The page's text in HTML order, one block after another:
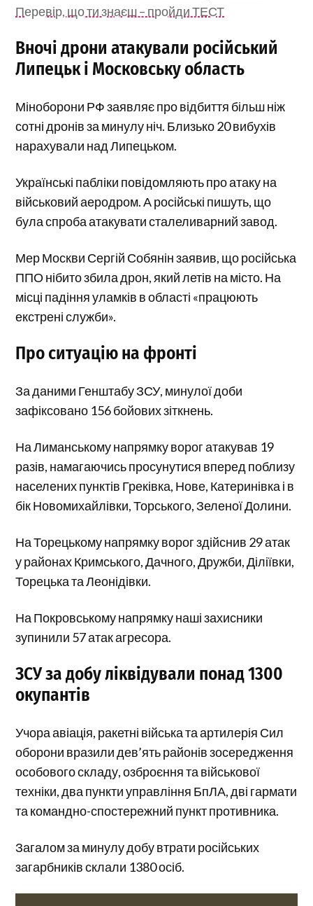
Перевір, що ти знаєш – пройди ТЕСТ
Вночі дрони атакували російський
Липецьк і Московську область
Міноборони РФ заявляє про відбиття більш ніж
сотні дронів за минулу ніч. Близько 20 вибухів
нарахували над Липецьком.
Українські пабліки повідомляють про атаку на
військовий аеродром. А російські пишуть, що
була спроба атакувати сталеливарний завод.
Мер Москви Сергій Собянін заявив, що російська
ППО нібито збила дрон, який летів на місто. На
місці падіння уламків в області «працюють
екстрені служби».
Про ситуацію на фронті
За даними Генштабу ЗСУ, минулої доби
зафіксовано 156 бойових зіткнень.
На Лиманському напрямку ворог атакував 19
разів, намагаючись просунутися вперед поблизу
населених пунктів Греківка, Нове, Катеринівка і в
бік Новомихайлівки, Торського, Зеленої Долини.
На Торецькому напрямку ворог здійснив 29 атак
у районах Кримського, Дачного, Дружби, Діліївки,
Торецька та Леонідівки.
На Покровському напрямку наші захисники
зупинили 57 атак агресора.
ЗСУ за добу ліквідували понад 1300
окупантів
Учора авіація, ракетні війська та артилерія Сил
оборони вразили дев’ять районів зосередження
особового складу, озброєння та військової
техніки, два пункти управління БпЛА, дві гармати
та командно-спостережний пункт противника.
Загалом за минулу добу втрати російських
загарбників склали 1380 осіб.